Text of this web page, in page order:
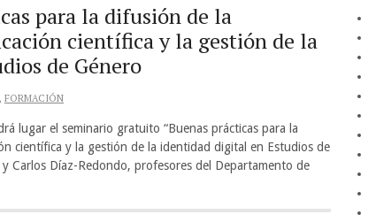
para la difusión de la
científica y la gestión de la
de Género
, FORMACIÓN
lugar el seminario gratuito “Buenas prácticas para la
científica y la gestión de la identidad digital en Estudios de
Carlos Díaz-Redondo, profesores del Departamento de